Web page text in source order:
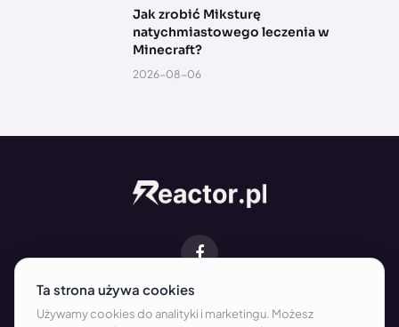
Jak zrobić Miksturę
natychmiastowego leczenia w
Minecraft?
2026-08-06
Facebook
O NAS KONTAKT REDAKCJA WSPÓŁPRACA